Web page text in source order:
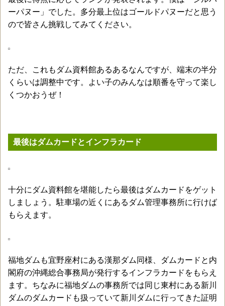
ーパヌー」でした。多分最上位はゴールドパヌーだと思う
ので皆さん挑戦してみてください。
ただ、これもダム資料館あるあるなんですが、端末の半分
くらいは調整中です。よい子のみんなは順番を守って楽し
くつかおうぜ！
最後はダムカードとインフラカード
十分にダム資料館を堪能したら最後はダムカードをゲット
しましょう。駐車場の近くにあるダム管理事務所に行けば
もらえます。
福地ダムも宜野座村にある漢那ダム同様、ダムカードと内
閣府の沖縄総合事務局が発行するインフラカードをもらえ
ます。ちなみに福地ダムの事務所では同じ東村にある新川
ダムのダムカードも扱っていて新川ダムに行ってきた証明